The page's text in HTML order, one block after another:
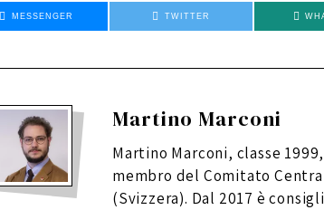
MESSENGER TWITTER
Martino Marconi
Martino Marconi, classe
membro del Comitato
(Svizzera). Dal 2017 è